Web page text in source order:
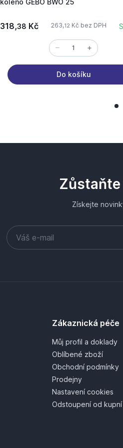
318,38 Kč 263,12 Kč bez DPH
Do košíku
Získejte
Zákaznická péče
Můj profil a doklady
Oblíbené zboží
Obchodní podmínky
Prodejny
Nastavení cookies
Odstoupení od kupní